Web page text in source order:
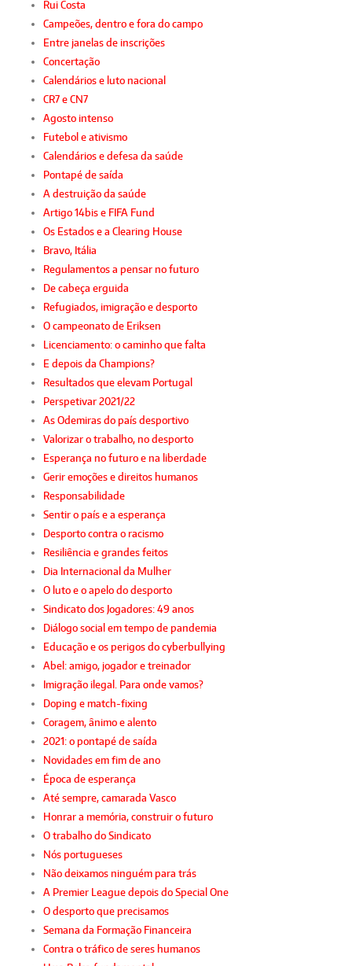
Rui Costa
Campeões, dentro e fora do campo
Entre janelas de inscrições
Concertação
Calendários e luto nacional
CR7 e CN7
Agosto intenso
Futebol e ativismo
Calendários e defesa da saúde
Pontapé de saída
A destruição da saúde
Artigo 14bis e FIFA Fund
Os Estados e a Clearing House
Bravo, Itália
Regulamentos a pensar no futuro
De cabeça erguida
Refugiados, imigração e desporto
O campeonato de Eriksen
Licenciamento: o caminho que falta
E depois da Champions?
Resultados que elevam Portugal
Perspetivar 2021/22
As Odemiras do país desportivo
Valorizar o trabalho, no desporto
Esperança no futuro e na liberdade
Gerir emoções e direitos humanos
Responsabilidade
Sentir o país e a esperança
Desporto contra o racismo
Resiliência e grandes feitos
Dia Internacional da Mulher
O luto e o apelo do desporto
Sindicato dos Jogadores: 49 anos
Diálogo social em tempo de pandemia
Educação e os perigos do cyberbullying
Abel: amigo, jogador e treinador
Imigração ilegal. Para onde vamos?
Doping e match-fixing
Coragem, ânimo e alento
2021: o pontapé de saída
Novidades em fim de ano
Época de esperança
Até sempre, camarada Vasco
Honrar a memória, construir o futuro
O trabalho do Sindicato
Nós portugueses
Não deixamos ninguém para trás
A Premier League depois do Special One
O desporto que precisamos
Semana da Formação Financeira
Contra o tráfico de seres humanos